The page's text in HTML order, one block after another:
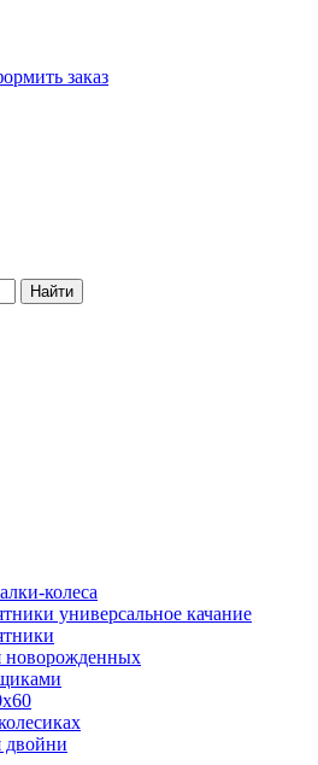
заказ
колеса
универсальное качание
новорожденных
двойни